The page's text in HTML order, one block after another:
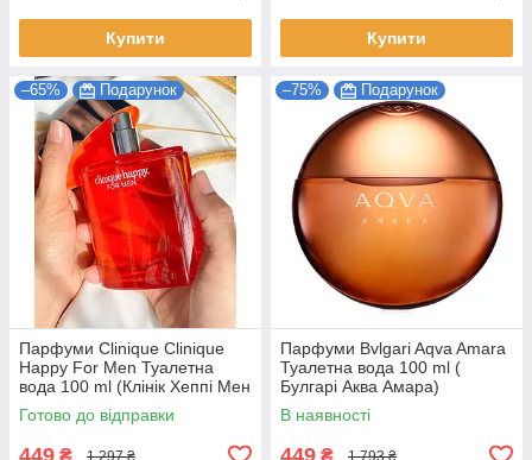
Купити Купити
–65% Подарунок
Парфуми Clinique Clinique
Happy For Men Туалетна
вода 100 ml (Клінік Хеппі Мен
Чоловічі Парфуми)
Готово до відправки
449 ₴ 1 297 ₴
–75% Подарунок
Парфуми Bvlgari Aqva Amara
Туалетна вода 100 ml (
Булгарі Аква Амара)
В наявності
449 ₴ 1 793 ₴